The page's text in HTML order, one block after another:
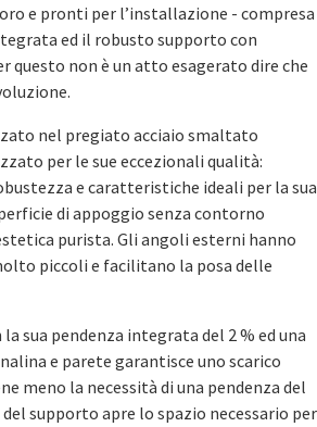
e pronti per l’installazione - compresa
ed il robusto supporto con
questo non è un atto esagerato dire che
nel pregiato acciaio smaltato
per le sue eccezionali qualità:
e caratteristiche ideali per la sua
di appoggio senza contorno
purista. Gli angoli esterni hanno
piccoli e facilitano la posa delle
sua pendenza integrata del 2 % ed una
e parete garantisce uno scarico
meno la necessità di una pendenza del
supporto apre lo spazio necessario per